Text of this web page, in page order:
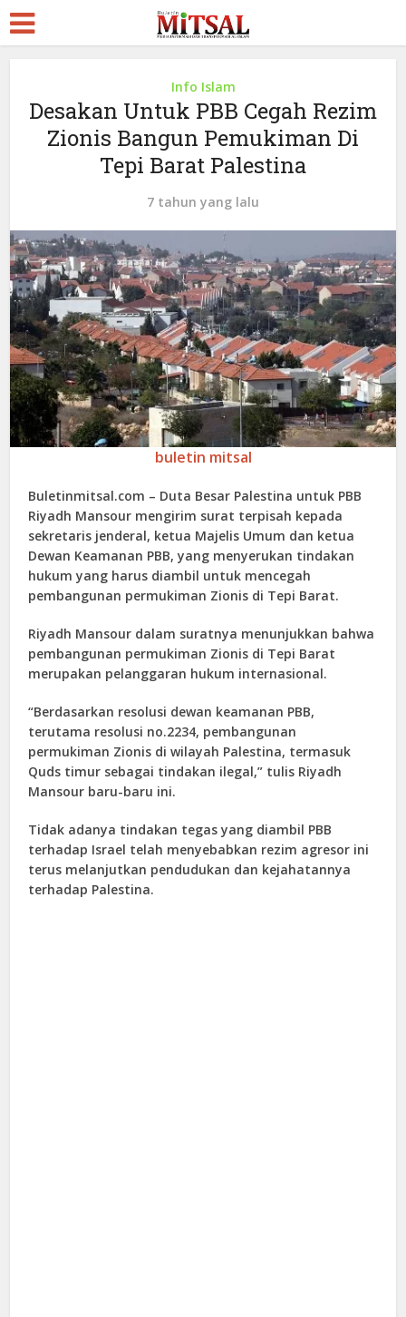
Info Islam
Desakan Untuk PBB Cegah Rezim
Zionis Bangun Pemukiman Di
Tepi Barat Palestina
7 tahun yang lalu
buletin mitsal
Buletinmitsal.com – Duta Besar Palestina untuk PBB
Riyadh Mansour mengirim surat terpisah kepada
sekretaris jenderal, ketua Majelis Umum dan ketua
Dewan Keamanan PBB, yang menyerukan tindakan
hukum yang harus diambil untuk mencegah
pembangunan permukiman Zionis di Tepi Barat.
Riyadh Mansour dalam suratnya menunjukkan bahwa
pembangunan permukiman Zionis di Tepi Barat
merupakan pelanggaran hukum internasional.
“Berdasarkan resolusi dewan keamanan PBB,
terutama resolusi no.2234, pembangunan
permukiman Zionis di wilayah Palestina, termasuk
Quds timur sebagai tindakan ilegal,” tulis Riyadh
Mansour baru-baru ini.
Tidak adanya tindakan tegas yang diambil PBB
terhadap Israel telah menyebabkan rezim agresor ini
terus melanjutkan pendudukan dan kejahatannya
terhadap Palestina.